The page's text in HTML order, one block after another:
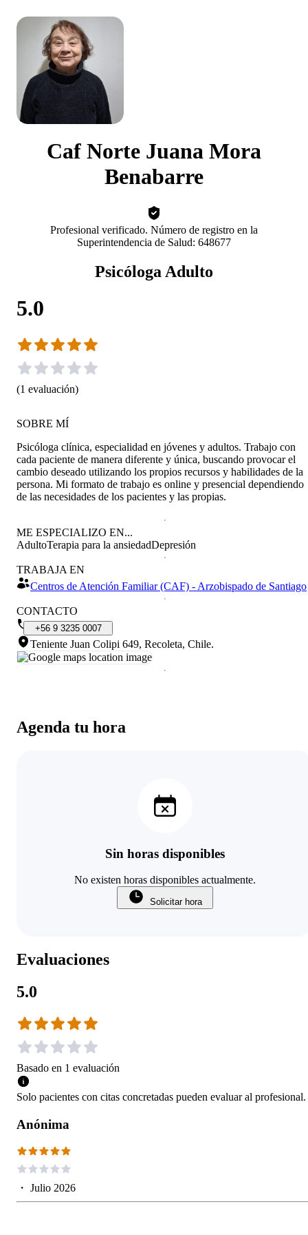
Caf Norte Juana Mora
Benabarre
Profesional verificado. Número de registro en la
Superintendencia de Salud: 648677
Psicóloga Adulto
5.0
(1 evaluación)
Agenda tu hora
Sin horas disponibles
No existen horas disponibles actualmente.
Solicitar hora
Evaluaciones
5.0
Basado en 1 evaluación
Solo pacientes con citas concretadas pueden evaluar al profesional.
Anónima
・ Julio 2026
SOBRE MÍ
Psicóloga clínica, especialidad en jóvenes y adultos. Trabajo con
cada paciente de manera diferente y única, buscando provocar el
cambio deseado utilizando los propios recursos y habilidades de la
persona. Mi formato de trabajo es online y presencial dependiendo
de las necesidades de los pacientes y las propias.
ME ESPECIALIZO EN...
AdultoTerapia para la ansiedadDepresión
TRABAJA EN
Centros de Atención Familiar (CAF) - Arzobispado de Santiago
CONTACTO
+56 9 3235 0007
Teniente Juan Colipi 649, Recoleta, Chile.